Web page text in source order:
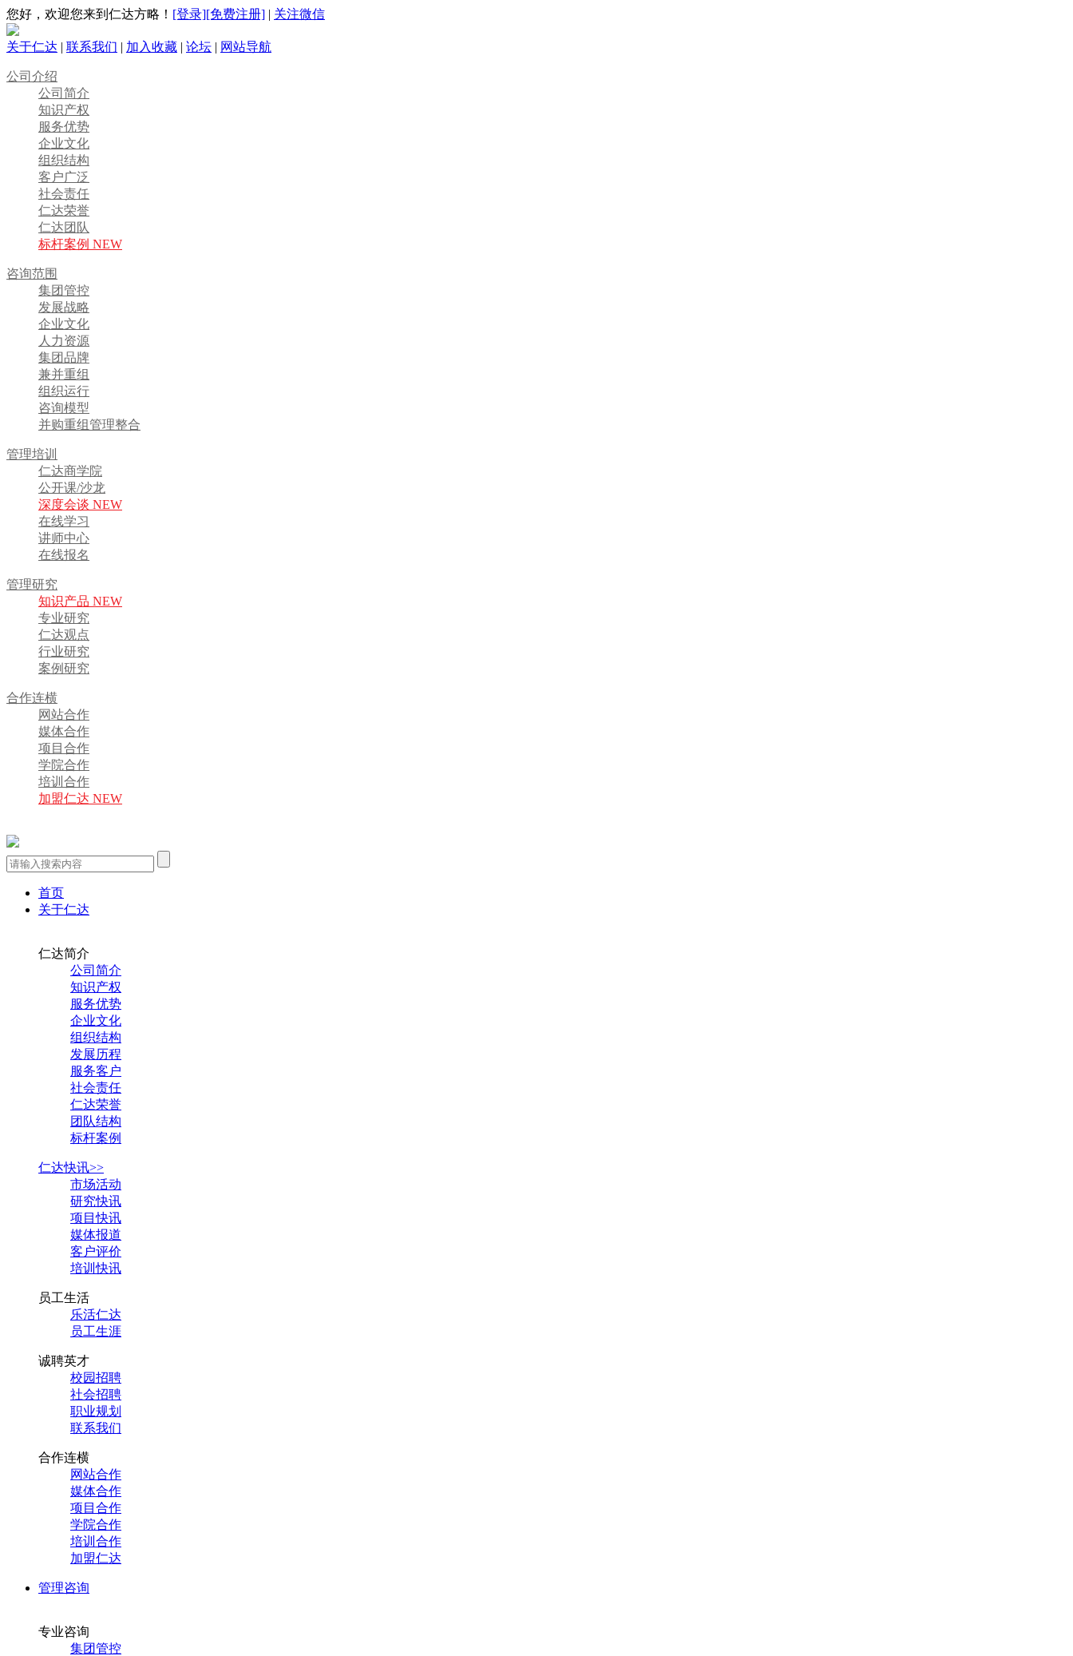
您好，欢迎您来到仁达方略！ [登录][免费注册] | 关注微信
关于仁达 | 联系我们 | 加入收藏 | 论坛 | 网站导航
公司介绍
公司简介
知识产权
服务优势
企业文化
组织结构
客户广泛
社会责任
仁达荣誉
仁达团队
标杆案例 NEW
咨询范围
集团管控
发展战略
企业文化
人力资源
集团品牌
兼并重组
组织运行
咨询模型
并购重组管理整合
管理培训
仁达商学院
公开课/沙龙
深度会谈 NEW
在线学习
讲师中心
在线报名
管理研究
知识产品 NEW
专业研究
仁达观点
行业研究
案例研究
合作连横
网站合作
媒体合作
项目合作
学院合作
培训合作
加盟仁达 NEW
首页
关于仁达
仁达简介
公司简介
知识产权
服务优势
企业文化
组织结构
发展历程
服务客户
社会责任
仁达荣誉
团队结构
标杆案例
仁达快讯>>
市场活动
研究快讯
项目快讯
媒体报道
客户评价
培训快讯
员工生活
乐活仁达
员工生涯
诚聘英才
校园招聘
社会招聘
职业规划
联系我们
合作连横
网站合作
媒体合作
项目合作
学院合作
培训合作
加盟仁达
管理咨询
专业咨询
集团管控